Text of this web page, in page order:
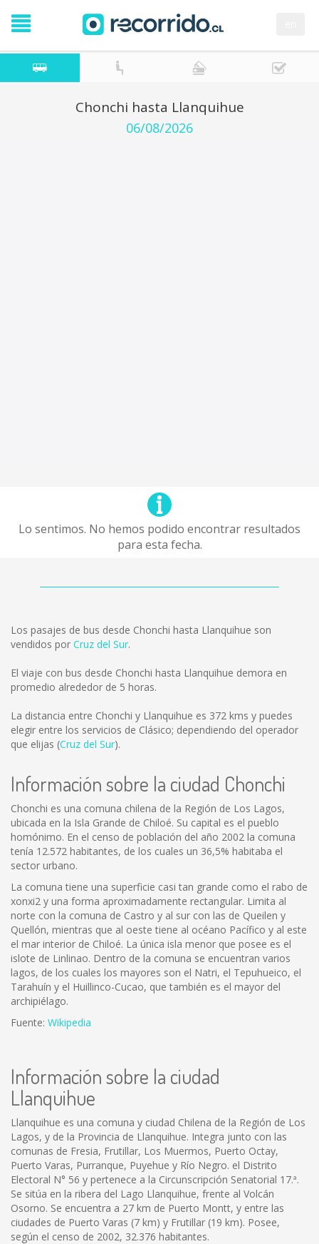
Chonchi hasta Llanquihue
06/08/2026
Lo sentimos. No hemos podido encontrar resultados
para esta fecha.
Los pasajes de bus desde Chonchi hasta Llanquihue son
vendidos por Cruz del Sur.
El viaje con bus desde Chonchi hasta Llanquihue demora en
promedio alrededor de 5 horas.
La distancia entre Chonchi y Llanquihue es 372 kms y puedes
elegir entre los servicios de Clásico; dependiendo del operador
que elijas (Cruz del Sur).
Información sobre la ciudad Chonchi
Chonchi es una comuna chilena de la Región de Los Lagos,
ubicada en la Isla Grande de Chiloé. Su capital es el pueblo
homónimo. En el censo de población del año 2002 la comuna
tenía 12.572 habitantes, de los cuales un 36,5% habitaba el
sector urbano.
La comuna tiene una superficie casi tan grande como el rabo de
xonxi2 y una forma aproximadamente rectangular. Limita al
norte con la comuna de Castro y al sur con las de Queilen y
Quellón, mientras que al oeste tiene al océano Pacífico y al este
el mar interior de Chiloé. La única isla menor que posee es el
islote de Linlinao. Dentro de la comuna se encuentran varios
lagos, de los cuales los mayores son el Natri, el Tepuhueico, el
Tarahuín y el Huillinco-Cucao, que también es el mayor del
archipiélago.
Fuente: Wikipedia
Información sobre la ciudad
Llanquihue
Llanquihue es una comuna y ciudad Chilena de la Región de Los
Lagos, y de la Provincia de Llanquihue. Integra junto con las
comunas de Fresia, Frutillar, Los Muermos, Puerto Octay,
Puerto Varas, Purranque, Puyehue y Río Negro. el Distrito
Electoral N° 56 y pertenece a la Circunscripción Senatorial 17.ª.
Se sitúa en la ribera del Lago Llanquihue, frente al Volcán
Osorno. Se encuentra a 27 km de Puerto Montt, y entre las
ciudades de Puerto Varas (7 km) y Frutillar (19 km). Posee,
según el censo de 2002, 32.376 habitantes.